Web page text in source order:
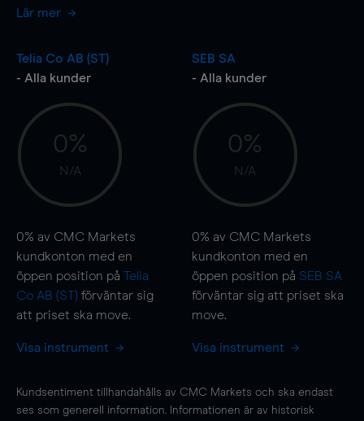
Lär mer
Telia Co AB (ST)
- Alla kunder
0%
N/A
0% av CMC Markets
kundkonton med en
öppen position på Telia
Co AB (ST) förväntar sig
att priset ska move.
Visa instrument
SEB SA
- Alla kunder
0%
N/A
0% av CMC Markets
kundkonton med en
öppen position på SEB SA
förväntar sig att priset ska
move.
Visa instrument
Kundsentiment tillhandahålls av CMC Markets och ska endast
ses som generell information. Informationen är av historisk